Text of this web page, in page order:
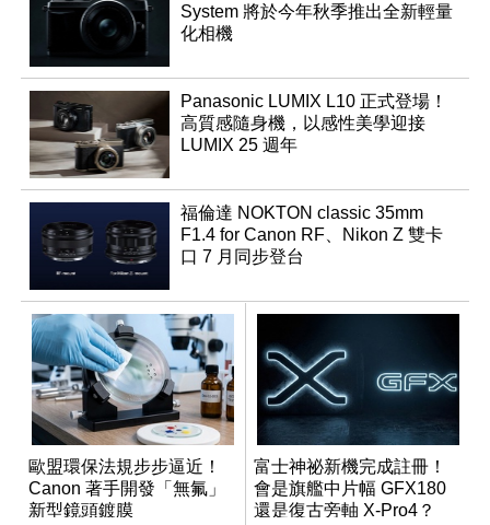
System 將於今年秋季推出全新輕量
化相機
Panasonic LUMIX L10 正式登場！
高質感隨身機，以感性美學迎接
LUMIX 25 週年
福倫達 NOKTON classic 35mm
F1.4 for Canon RF、Nikon Z 雙卡
口 7 月同步登台
歐盟環保法規步步逼近！
Canon 著手開發「無氟」
新型鏡頭鍍膜
富士神祕新機完成註冊！
會是旗艦中片幅 GFX180
還是復古旁軸 X-Pro4？